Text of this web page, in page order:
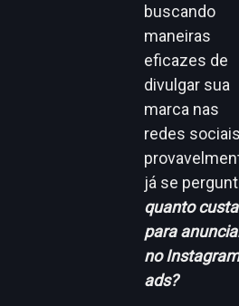
buscando
maneiras
eficazes de
divulgar sua
marca nas
redes
já se
quanto custa
para
no
ads?